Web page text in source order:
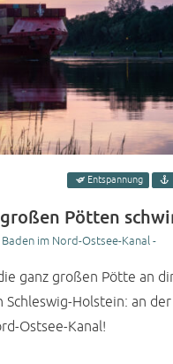
Entspannung
Pötten
Baden im Nord-Ostsee-Kanal -
ganz großen Pötte an
Schleswig-Holstein: an
Ostsee-Kanal!